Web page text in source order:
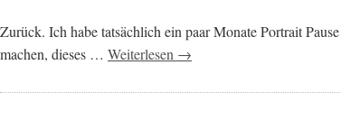
Zurück. Ich habe tatsächlich ein paar Monate Portrait
machen, dieses … Weiterlesen →